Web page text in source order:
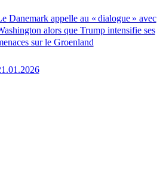
Danemark appelle au « dialogue » avec
alors que Trump intensifie ses
sur le Groenland